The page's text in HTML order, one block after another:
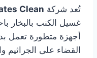
تُعد شركة Clean
غسيل الكنب بالبخار
أجهزة متطورة تعمل
القضاء على الجراثيم